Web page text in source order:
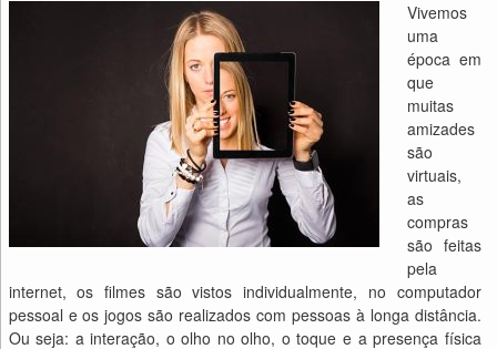
Vivemos
uma
época em
que
muitas
amizades
são
virtuais,
as
compras
são feitas
pela
internet, os filmes são vistos individualmente, no computador
pessoal e os jogos são realizados com pessoas à longa distância.
Ou seja: a interação, o olho no olho, o toque e a presença física